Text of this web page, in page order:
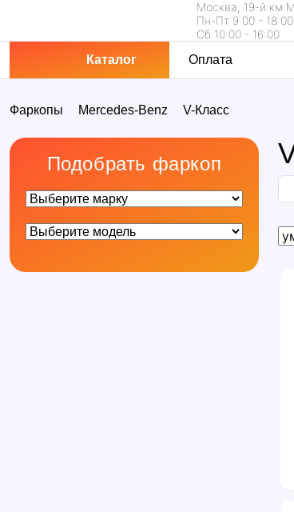
Москва, 19-й км
Пн-Пт 9:00 - 18:00
Сб 10:00 - 16:00
Каталог Оплата
Фаркопы Mercedes-Benz V-Класс
Подобрать фаркоп